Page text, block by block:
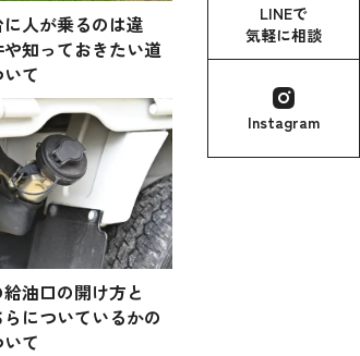
人が乗るのは違
知っておきたい道
て
油口の開け方と
についているかの
て
LINEで
気軽に相談
Instagram